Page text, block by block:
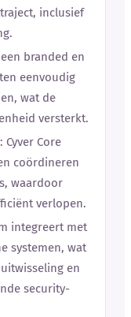
inclusief
branded en
eenvoudig
wat de
versterkt.
: Cyver Core
coördineren
waardoor
verlopen.
integreert met
systemen, wat
en
security-